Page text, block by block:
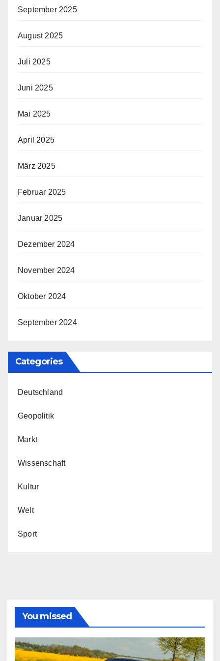
September 2025
August 2025
Juli 2025
Juni 2025
Mai 2025
April 2025
März 2025
Februar 2025
Januar 2025
Dezember 2024
November 2024
Oktober 2024
September 2024
Categories
Deutschland
Geopolitik
Markt
Wissenschaft
Kultur
Welt
Sport
You missed